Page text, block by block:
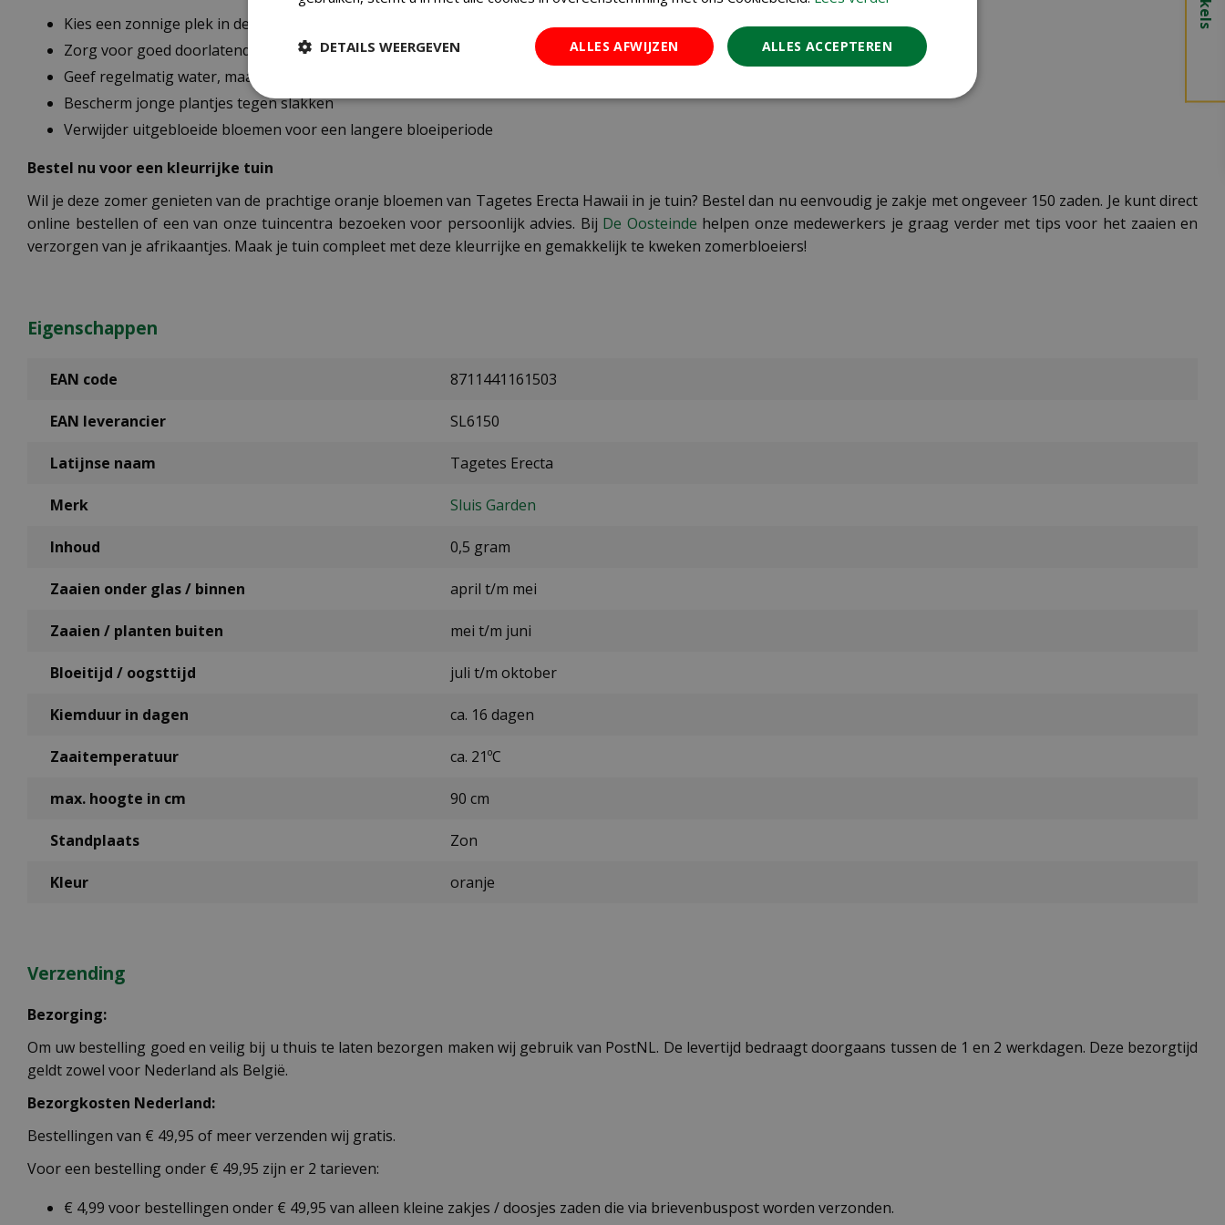
Kies een zonnige plek in de tuin
Zorg voor goed doorlatende grond
Geef regelmatig water, maar voorkom natte voeten
Bescherm jonge plantjes tegen slakken
Verwijder uitgebloeide bloemen voor een langere bloeiperiode
Bestel nu voor een kleurrijke tuin
Wil je deze zomer genieten van de prachtige oranje bloemen van Tagetes Erecta Hawaii in je tuin? Bestel dan nu eenvoudig je zakje met ongeveer 150 zaden. Je kunt direct
online bestellen of een van onze tuincentra bezoeken voor persoonlijk advies. Bij De Oosteinde helpen onze medewerkers je graag verder met tips voor het zaaien en
verzorgen van je afrikaantjes. Maak je tuin compleet met deze kleurrijke en gemakkelijk te kweken zomerbloeiers!
Eigenschappen
EAN code 8711441161503
EAN leverancier SL6150
Latijnse naam Tagetes Erecta
Merk Sluis Garden
Inhoud 0,5 gram
Zaaien onder glas / binnen april t/m mei
Zaaien / planten buiten mei t/m juni
Bloeitijd / oogsttijd juli t/m oktober
Kiemduur in dagen ca. 16 dagen
Zaaitemperatuur ca. 21ºC
max. hoogte in cm 90 cm
Standplaats Zon
Kleur oranje
Verzending
Bezorging:
Om uw bestelling goed en veilig bij u thuis te laten bezorgen maken wij gebruik van PostNL. De levertijd bedraagt doorgaans tussen de 1 en 2 werkdagen. Deze bezorgtijd
geldt zowel voor Nederland als België.
Bezorgkosten Nederland:
Bestellingen van € 49,95 of meer verzenden wij gratis.
Voor een bestelling onder € 49,95 zijn er 2 tarieven:
€ 4,99 voor bestellingen onder € 49,95 van alleen kleine zakjes / doosjes zaden die via brievenbuspost worden verzonden.
ALLES ACCEPTEREN
ALLES AFWIJZEN
DETAILS WEERGEVEN